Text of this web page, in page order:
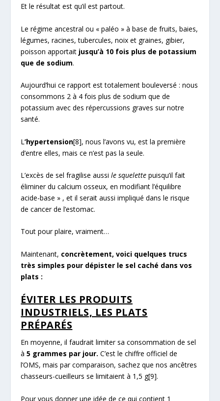
Et le résultat est qu’il est partout.
Le régime ancestral ou « paléo » à base de fruits, baies,
légumes, racines, tubercules, noix et graines, gibier,
poisson apportait jusqu’à 10 fois plus de potassium
que de sodium.
Aujourd’hui ce rapport est totalement bouleversé : nous
consommons 2 à 4 fois plus de sodium que de
potassium avec des répercussions graves sur notre
santé.
L’hypertension[8], nous l’avons vu, est la première
d’entre elles, mais ce n’est pas la seule.
L’excès de sel fragilise aussile squelette puisqu’il fait
éliminer du calcium osseux, en modifiant l’équilibre
acide-base » , et il serait aussi impliqué dans le risque
de cancer de l’estomac.
Tout pour plaire, vraiment…
Maintenant, concrètement, voici quelques trucs
très simples pour dépister le sel caché dans vos
plats :
ÉVITER LES PRODUITS
INDUSTRIELS, LES PLATS
PRÉPARÉS
En moyenne, il faudrait limiter sa consommation de sel
à5 grammes par jour. C’est le chiffre officiel de
l’OMS, mais par comparaison, sachez que nos ancêtres
chasseurs-cueilleurs se limitaient à 1,5 g[9].
Pour vous donner une idée de ce qui contient 1